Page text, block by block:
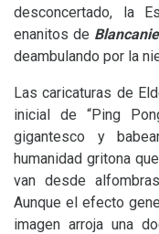
desconcertado, la
enanitos de
deambulando por la
Las caricaturas de
inicial de “Ping
gigantesco y
humanidad gritona
van desde
Aunque el efecto
imagen arroja una